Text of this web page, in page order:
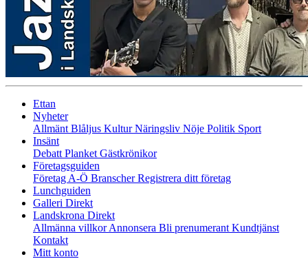
Ettan
Nyheter
Allmänt Blåljus KulturNäringsliv Nöje Politik Sport
Insänt
Debatt Planket Gästkrönikor
Företagsguiden
Företag A-Ö BranscherRegistrera ditt företag
Lunchguiden
Galleri Direkt
Landskrona Direkt
Allmänna villkorAnnonsera Bli prenumerant Kundtjänst
Kontakt
Mitt konto